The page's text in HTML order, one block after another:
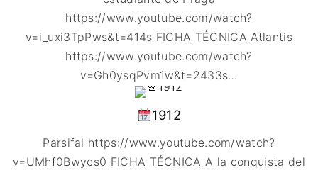
https://www.youtube.com/watch?
v=i_uxi3TpPws&t=414s FICHA TÉCNICA Atlantis
https://www.youtube.com/watch?
v=Gh0ysqPvm1w&t=2433s…
1912
Parsifal https://www.youtube.com/watch?
v=UMhf0Bwycs0 FICHA TÉCNICA A la conquista del